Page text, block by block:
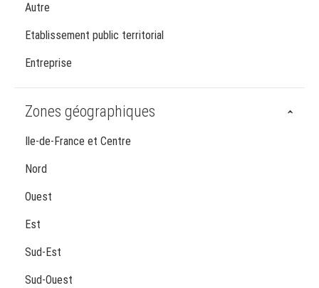
Autre
Etablissement public territorial
Entreprise
Zones géographiques
Ile-de-France et Centre
Nord
Ouest
Est
Sud-Est
Sud-Ouest